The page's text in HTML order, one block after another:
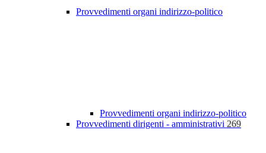
Provvedimenti organi indirizzo-politico
Provvedimenti organi indirizzo-politico
Provvedimenti dirigenti - amministrativi 269